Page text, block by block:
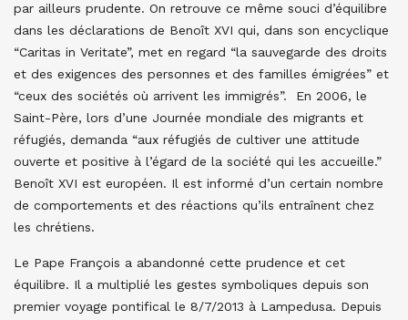
par ailleurs prudente. On retrouve ce même souci d’équilibre
dans les déclarations de Benoît XVI qui, dans son encyclique
“Caritas in Veritate”, met en regard “la sauvegarde des droits
et des exigences des personnes et des familles émigrées” et
“ceux des sociétés où arrivent les immigrés”. En 2006, le
Saint-Père, lors d’une Journée mondiale des migrants et
réfugiés, demanda “aux réfugiés de cultiver une attitude
ouverte et positive à l’égard de la société qui les accueille.”
Benoît XVI est européen. Il est informé d’un certain nombre
de comportements et des réactions qu’ils entraînent chez
les chrétiens.
Le Pape François a abandonné cette prudence et cet
équilibre. Il a multiplié les gestes symboliques depuis son
premier voyage pontifical le 8/7/2013 à Lampedusa. Depuis